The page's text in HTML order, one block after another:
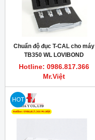
Chuẩn độ đục T-CAL cho máy
TB350 WL LOVIBOND
Hotline: 0986.817.366
Mr.Việt
HOT